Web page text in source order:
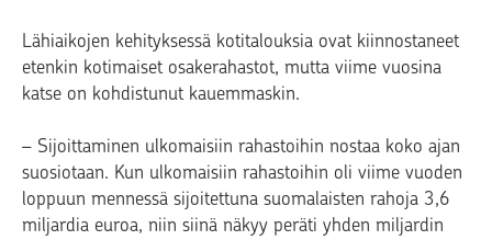
Lähiaikojen kehityksessä kotitalouksia ovat kiinnostaneet
etenkin kotimaiset osakerahastot, mutta viime vuosina
katse on kohdistunut kauemmaskin.
– Sijoittaminen ulkomaisiin rahastoihin nostaa koko ajan
suosiotaan. Kun ulkomaisiin rahastoihin oli viime vuoden
loppuun mennessä sijoitettuna suomalaisten rahoja 3,6
miljardia euroa, niin siinä näkyy peräti yhden miljardin